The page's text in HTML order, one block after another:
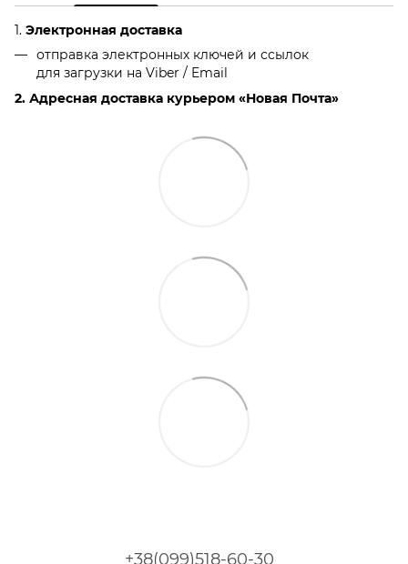
1. Электронная доставка
отправка электронных ключей и ссылок
для загрузки на Viber / Email
2. Адресная доставка курьером «Новая Почта»
+38(099)518-60-30